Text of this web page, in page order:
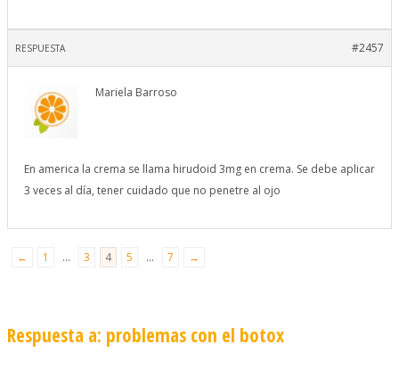
#2457
RESPUESTA
Mariela Barroso
En america la crema se llama hirudoid 3mg en crema. Se debe aplicar
3 veces al día, tener cuidado que no penetre al ojo
← 1 … 3 4 5 … 7 →
Respuesta a: problemas con el botox